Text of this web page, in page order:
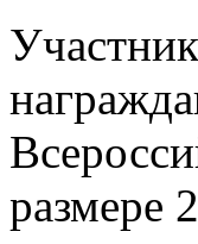
размере